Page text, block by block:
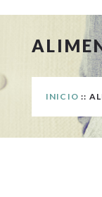
INICIO ::